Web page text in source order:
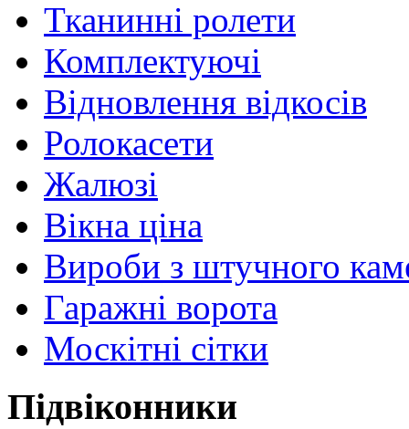
Тканинні ролети
Комплектуючі
Відновлення відкосів
Ролокасети
Жалюзі
Вікна ціна
Вироби з штучного
Гаражні ворота
Москітні сітки
Підвіконники